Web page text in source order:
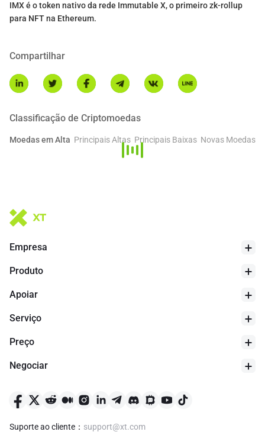
IMX é o token nativo da rede Immutable X, o primeiro zk-rollup
para NFT na Ethereum.
Compartilhar
Classificação de Criptomoedas
Moedas em Alta Principais Altas Principais Baixas Novas Moedas
Empresa
Produto
Apoiar
Serviço
Preço
Negociar
Suporte ao cliente ： support@xt.com